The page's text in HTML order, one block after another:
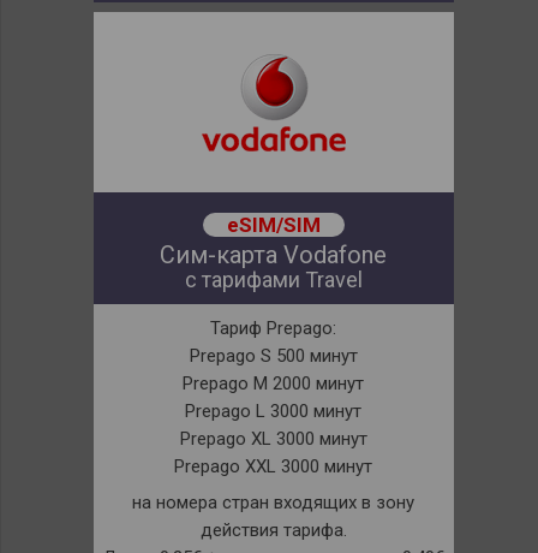
eSIM/SIM
Сим-карта Vodafone
с тарифами Travel
Тариф Prepago:
Prepago S 500 минут
Prepago M 2000 минут
Prepago L 3000 минут
Prepago XL 3000 минут
Prepago XXL 3000 минут
на номера стран входящих в зону
действия тарифа.